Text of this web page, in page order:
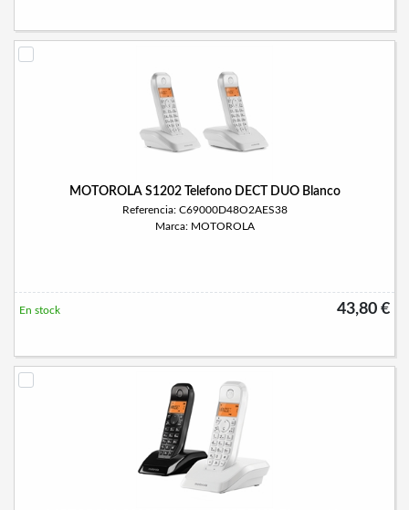
MOTOROLA S1202 Telefono DECT DUO Blanco
Referencia: C69000D48O2AES38
Marca: MOTOROLA
43,80 €
En stock